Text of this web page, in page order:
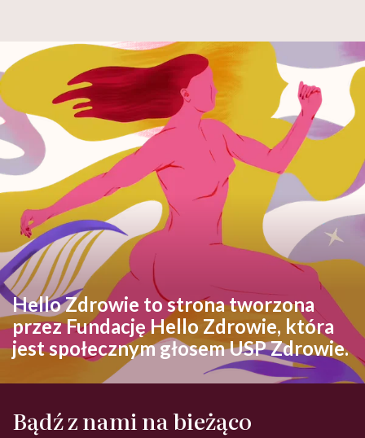
Hello Zdrowie to strona tworzona
przez Fundację Hello Zdrowie, która
jest społecznym głosem USP Zdrowie.
Bądź z nami na bieżąco